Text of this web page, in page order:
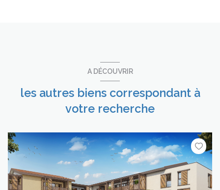
A DÉCOUVRIR
les autres biens correspondant à
votre recherche